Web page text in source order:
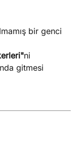
bir genci
ni
gitmesi